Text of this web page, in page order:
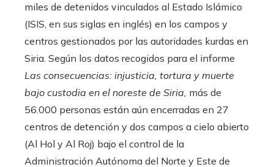
miles de detenidos vinculados al Estado Islámico
(ISIS, en sus siglas en inglés) en los campos y
centros gestionados por las autoridades kurdas en
Siria. Según los datos recogidos para el informe
Las consecuencias: injusticia, tortura y muerte
bajo custodia en el noreste de Siria, más de
56.000 personas están aún encerradas en 27
centros de detención y dos campos a cielo abierto
(Al Hol y Al Roj) bajo el control de la
Administración Autónoma del Norte y Este de